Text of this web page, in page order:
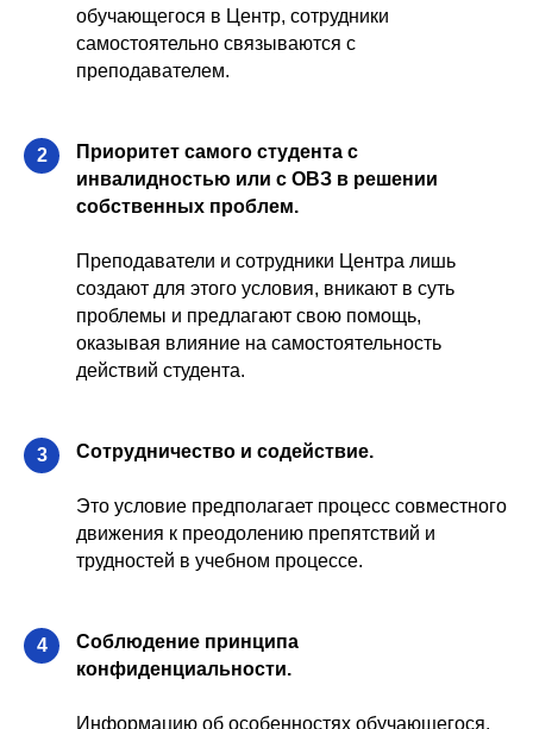
обучающегося в Центр, сотрудники
самостоятельно связываются с
преподавателем.
2
Приоритет самого студента с
инвалидностью или с ОВЗ в решении
собственных проблем.
Преподаватели и сотрудники Центра лишь
создают для этого условия, вникают в суть
проблемы и предлагают свою помощь,
оказывая влияние на самостоятельность
действий студента.
3 Сотрудничество и содействие.
Это условие предполагает процесс совместного
движения к преодолению препятствий и
трудностей в учебном процессе.
4
Соблюдение принципа
конфиденциальности.
Информацию об особенностях обучающегося,